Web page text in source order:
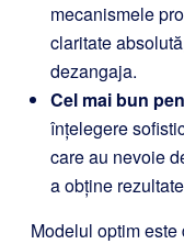
mecanismele
claritate
dezangaja.
Cel mai bun
înțelegere
care au nevoie
a obține
Modelul optim